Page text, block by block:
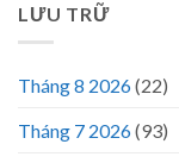
LƯU TRỮ
Tháng 8 2026(22)
Tháng 7 2026(93)